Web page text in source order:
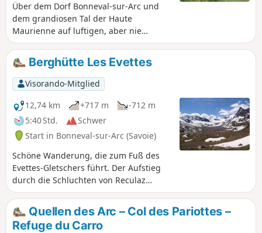
Über dem Dorf Bonneval-sur-Arc und
dem grandiosen Tal der Haute
Maurienne auf luftigen, aber nie
schwierigen Pfaden Höhe gewinnen
und dann entlang des Flusslaufs der
Lenta wieder hinabsteigen – so sieht
das Programm einer Wanderung aus,
auf der wir immer die Spuren der
verschwundenen Gletscher und das
strahlende Weiß der noch vorhandenen
Gletscher vor Augen haben.
Berghütte Les Evettes
Visorando-Mitglied
12,74 km
+717 m
-712 m
5:40 Std.
Schwer
Start in Bonneval-sur-Arc (Savoie)
Schöne Wanderung, die zum Fuß des
Evettes-Gletschers führt. Der Aufstieg
durch die Schluchten von Reculaz
ermöglicht eine Rundwanderung und
die Besichtigung der römischen Brücke.
Quellen des Arc – Col des Pariottes –
Refuge du Carro